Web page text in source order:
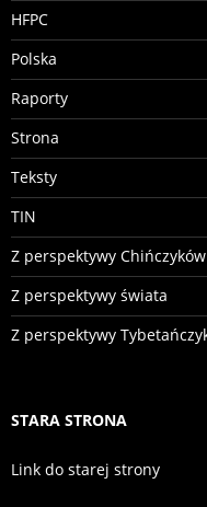
HFPC
Polska
Raporty
Strona
Teksty
TIN
Z perspektywy Chińczyków
Z perspektywy świata
Z perspektywy
STARA STRONA
Link do starej strony